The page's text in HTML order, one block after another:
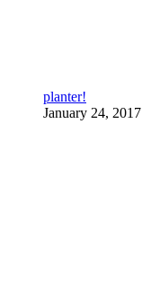
planter!
January 24, 2017